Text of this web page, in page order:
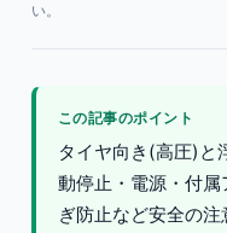
い。
この記事のポイント
タイヤ向き(高圧)と
動停止・電源・付
ぎ防止など安全の注